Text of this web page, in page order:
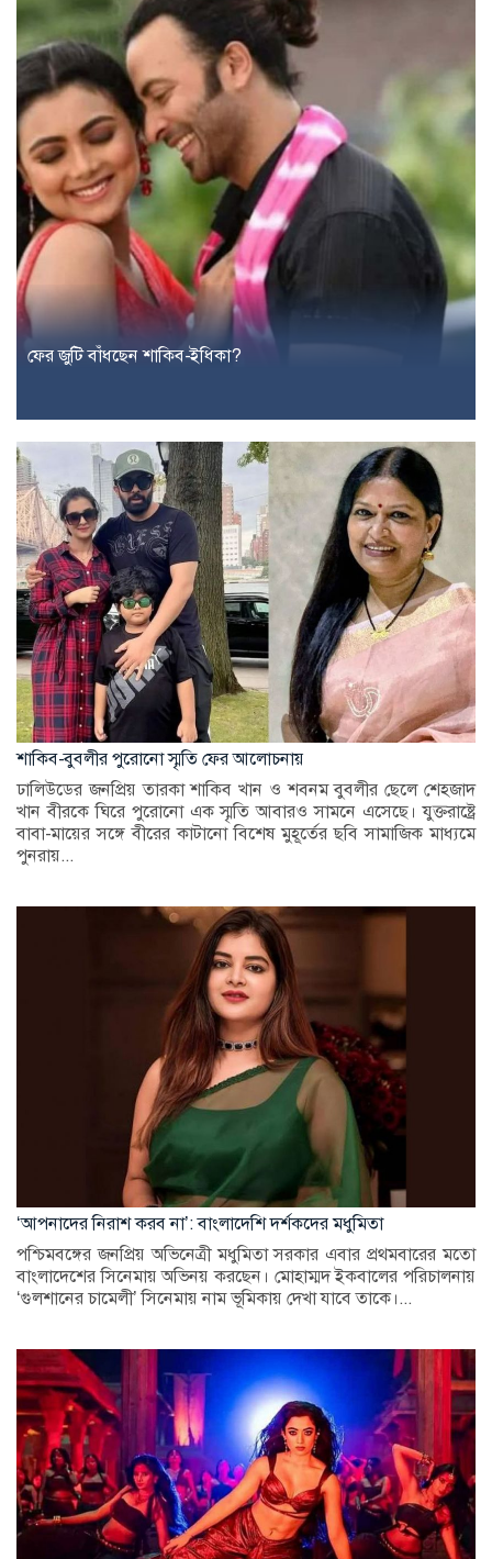
ফের জুটি বাঁধছেন শাকিব-ইধিকা?
শাকিব-বুবলীর পুরোনো স্মৃতি ফের আলোচনায়
ঢালিউডের জনপ্রিয় তারকা শাকিব খান ও শবনম বুবলীর ছেলে শেহজাদ
খান বীরকে ঘিরে পুরোনো এক স্মৃতি আবারও সামনে এসেছে। যুক্তরাষ্ট্রে
বাবা-মায়ের সঙ্গে বীরের কাটানো বিশেষ মুহূর্তের ছবি সামাজিক মাধ্যমে
পুনরায়...
‘আপনাদের নিরাশ করব না’: বাংলাদেশি দর্শকদের মধুমিতা
পশ্চিমবঙ্গের জনপ্রিয় অভিনেত্রী মধুমিতা সরকার এবার প্রথমবারের মতো
বাংলাদেশের সিনেমায় অভিনয় করছেন। মোহাম্মদ ইকবালের পরিচালনায়
‘গুলশানের চামেলী’ সিনেমায় নাম ভূমিকায় দেখা যাবে তাকে।...